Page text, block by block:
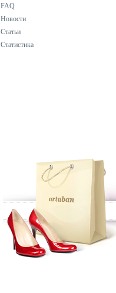
FAQ
Новости
Статьи
Статистика